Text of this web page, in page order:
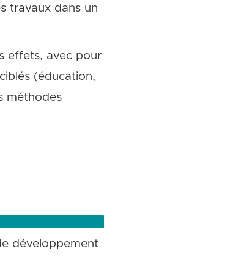
travaux dans un
effets, avec pour
(éducation,
méthodes
développement